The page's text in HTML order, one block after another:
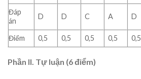
Đáp
án
D D C A D
Điểm 0,5 0,5 0,5 0,5 0,5
Phần II. Tự luận (6 điểm)